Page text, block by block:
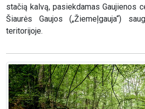
stačią kalvą, pasiekdamas Gaujienos
Šiaurės Gaujos („Žiemeļgauja“)
teritorijoje.